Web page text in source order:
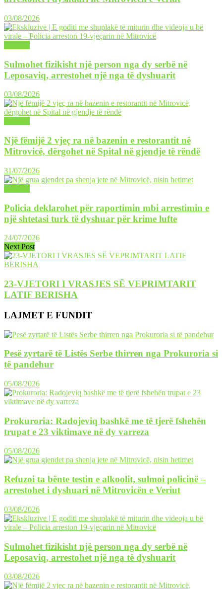
03/08/2026
Sulmohet fizikisht një person nga dy serbë në
Leposaviq, arrestohet një nga të dyshuarit
03/08/2026
Një fëmijë 2 vjeç ra në bazenin e restorantit në
Mitrovicë, dërgohet në Spital në gjendje të rëndë
31/07/2026
Policia deklarohet për raportimin mbi arrestimin e
një shtetasi turk të dyshuar për krime lufte
24/07/2026
Next Post
23-VJETORI I VRASJES SË VEPRIMTARIT
LATIF BERISHA
LAJMET E FUNDIT
Pesë zyrtarë të Listës Serbe thirren nga Prokuroria si
të pandehur
05/08/2026
Prokuroria: Radojeviq bashkë me të tjerë fshehën
trupat e 23 viktimave në dy varreza
05/08/2026
Refuzoi ta bënte testin e alkoolit, sulmoi policinë –
arrestohet i dyshuari në Mitrovicën e Veriut
03/08/2026
Sulmohet fizikisht një person nga dy serbë në
Leposaviq, arrestohet një nga të dyshuarit
03/08/2026